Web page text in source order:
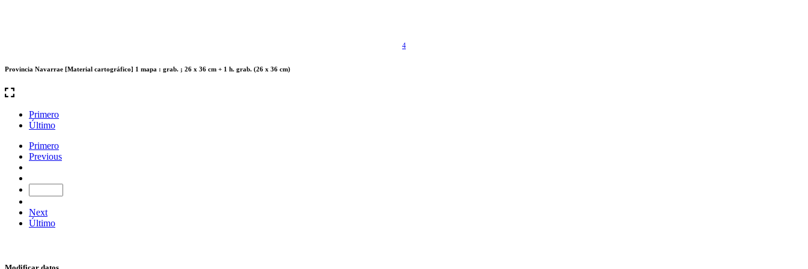
4
Provincia Navarrae [Material cartográfico] 1 mapa : grab. ; 26 x 36 cm + 1 h. grab. (26 x 36 cm)
Primero
Último
Primero
Previous
Next
Último